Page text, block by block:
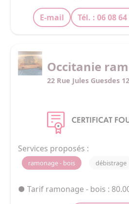
E-mail Tél. : 06 08 64
22 Rue Jules Guesdes
Services proposés :
ramonage - bois débistrage
● Tarif ramonage - bois :